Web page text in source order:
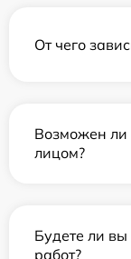
От чего
Возможен ли
лицом?
Будете ли
работ?